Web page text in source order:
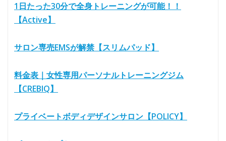
1日たった30分で全身トレーニングが可能！！
【Active】
サロン専売EMSが解禁【スリムパッド】
料金表｜女性専用パーソナルトレーニングジム
【CREBIQ】
プライベートボディデザインサロン【POLICY】